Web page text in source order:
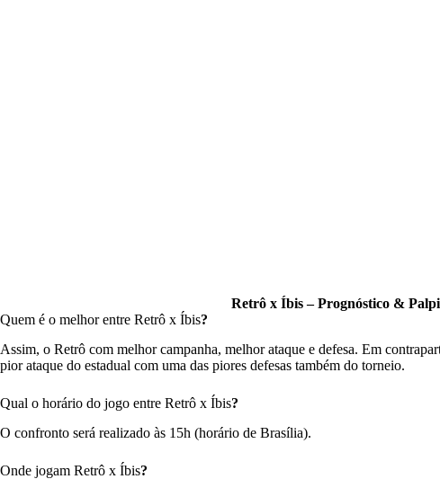
Retrô x Íbis – Prognóstico &
Quem é o melhor entre Retrô x Íbis?
Assim, o Retrô com melhor campanha, melhor ataque e defesa. Em
pior ataque do estadual com uma das piores defesas também do torneio.
Qual o horário do jogo entre Retrô x Íbis?
O confronto será realizado às 15h (horário de Brasília).
Onde jogam Retrô x Íbis?